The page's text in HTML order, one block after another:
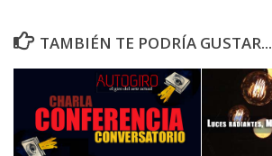
TAMBIÉN TE PODRÍA GUSTAR...